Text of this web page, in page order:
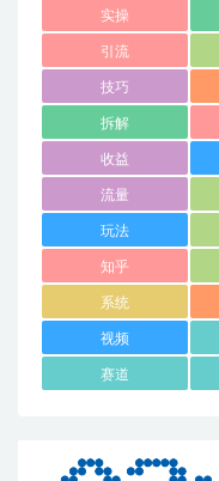
实操
引流
技巧
拆解
收益
流量
玩法
知乎
系统
视频
赛道